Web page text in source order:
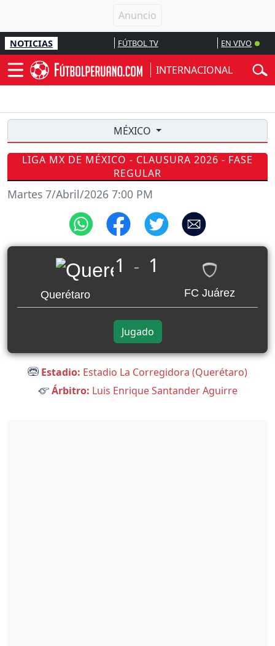
NOTICIAS FÚTBOL TV EN VIVO
INTERNACIONAL
MÉXICO
LIGA MX DE MÉXICO - CLAUSURA 2026 - FASE
REGULAR
Martes 7/Abril/2026 7:00 PM
Querétaro
1 _ 1
FC Juárez
Jugado
Estadio: Estadio La Corregidora (Querétaro)
Árbitro: Luis Enrique Santander Aguirre